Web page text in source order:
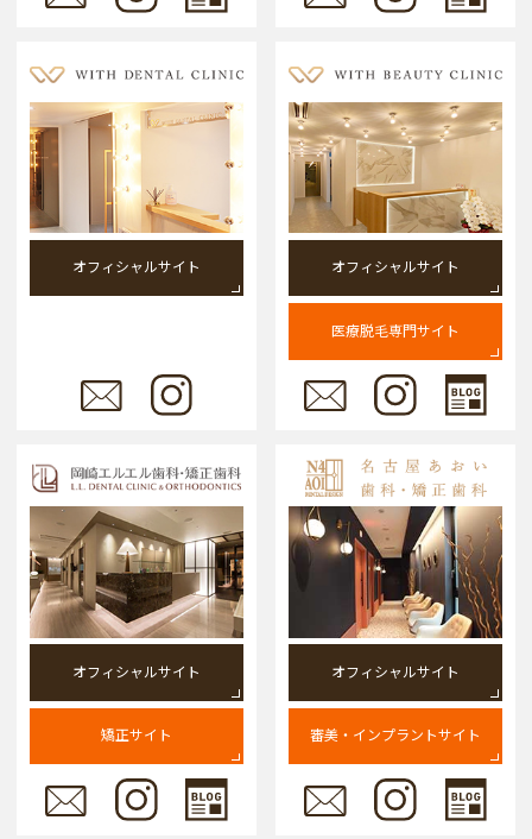
オフィシャルサイト オフィシャルサイト
医療脱毛専門サイト
オフィシャルサイト
矯正サイト
オフィシャルサイト
審美・インプラントサイト